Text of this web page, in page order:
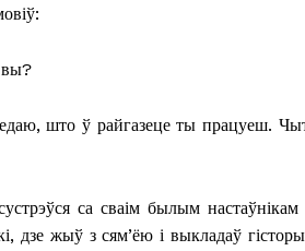
вы?
што ў райгазеце ты працуеш.
са сваім былым
дзе жыў з сям’ёю і выкладаў